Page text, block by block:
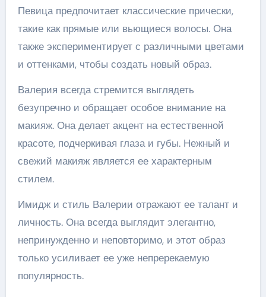
Певица предпочитает классические прически,
такие как прямые или вьющиеся волосы. Она
также экспериментирует с различными цветами
и оттенками, чтобы создать новый образ.
Валерия всегда стремится выглядеть
безупречно и обращает особое внимание на
макияж. Она делает акцент на естественной
красоте, подчеркивая глаза и губы. Нежный и
свежий макияж является ее характерным
стилем.
Имидж и стиль Валерии отражают ее талант и
личность. Она всегда выглядит элегантно,
непринужденно и неповторимо, и этот образ
только усиливает ее уже непререкаемую
популярность.